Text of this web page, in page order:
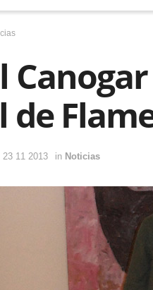
de
23 11 2013 in Noticias